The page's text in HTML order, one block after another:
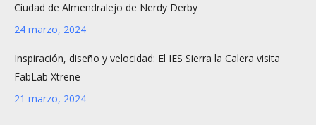
Ciudad de Almendralejo de Nerdy Derby
24 marzo, 2024
Inspiración, diseño y velocidad: El IES Sierra la Calera visita
FabLab Xtrene
21 marzo, 2024